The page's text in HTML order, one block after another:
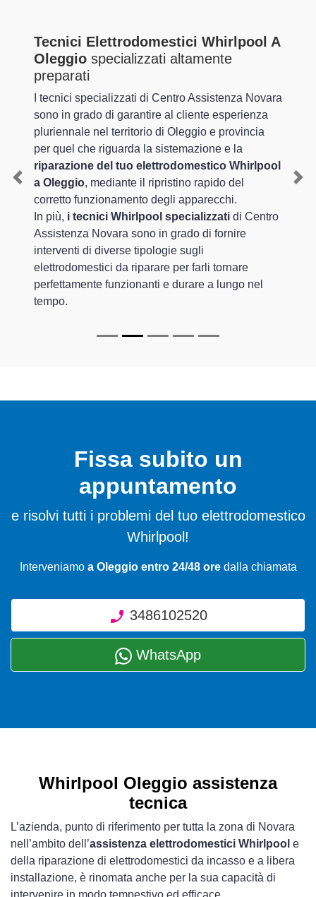
Tecnici Elettrodomestici Whirlpool A
Oleggio specializzati altamente
preparati
I tecnici specializzati di Centro Assistenza Novara
sono in grado di garantire al cliente esperienza
pluriennale nel territorio di Oleggio e provincia
per quel che riguarda la sistemazione e la
riparazione del tuo elettrodomestico Whirlpool
a Oleggio, mediante il ripristino rapido del
corretto funzionamento degli apparecchi.
In più, i tecnici Whirlpool specializzati di Centro
Assistenza Novara sono in grado di fornire
interventi di diverse tipologie sugli
elettrodomestici da riparare per farli tornare
perfettamente funzionanti e durare a lungo nel
tempo.
Previous
Fissa subito un
appuntamento
e risolvi tutti i problemi del tuo elettrodomestico
Whirlpool!
Interveniamo a Oleggio entro 24/48 oredalla chiamata
3486102520
WhatsApp
Whirlpool Oleggio assistenza
tecnica
L’azienda, punto di riferimento per tutta la zona di Novara
nell’ambito dell’assistenza elettrodomestici Whirlpool e
della riparazione di elettrodomestici da incasso e a libera
installazione, è rinomata anche per la sua capacità di
intervenire in modo tempestivo ed efficace.